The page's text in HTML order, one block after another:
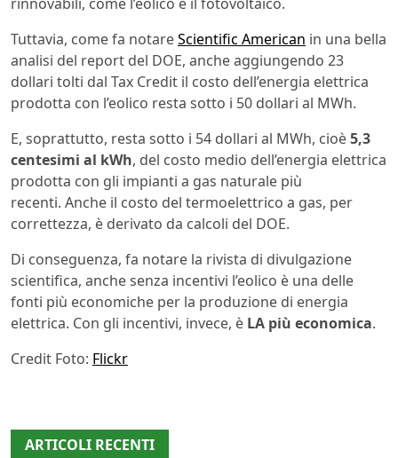
Tuttavia, come fa notareScientific American in una bella
analisi del report del DOE, anche aggiungendo 23
dollari tolti dal Tax Credit il costo dell’energia elettrica
prodotta con l’eolico resta sotto i 50 dollari al MWh.
E, soprattutto, resta sotto i 54 dollari al MWh, cioè5,3
centesimi al kWh, del costo medio dell’energia elettrica
prodotta con gli impianti a gas naturale più
recenti. Anche il costo del termoelettrico a gas, per
correttezza, è derivato da calcoli del DOE.
Di conseguenza, fa notare la rivista di divulgazione
scientifica, anche senza incentivi l’eolico è una delle
fonti più economiche per la produzione di energia
elettrica. Con gli incentivi, invece, è LA più economica.
Credit Foto: Flickr
ARTICOLI RECENTI